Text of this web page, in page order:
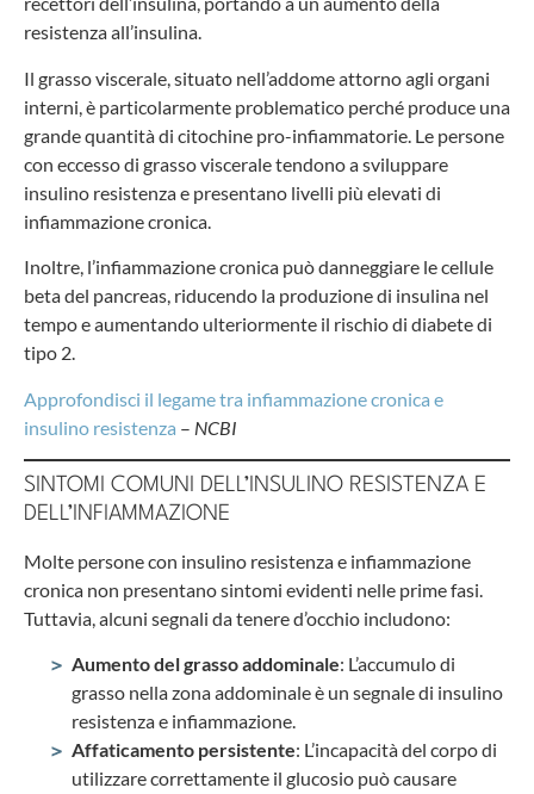
resistenza all’insulina.
Il grasso viscerale, situato nell’addome attorno agli organi
interni, è particolarmente problematico perché produce una
grande quantità di citochine pro-infiammatorie. Le persone
con eccesso di grasso viscerale tendono a sviluppare
insulino resistenza e presentano livelli più elevati di
infiammazione cronica.
Inoltre, l’infiammazione cronica può danneggiare le cellule
beta del pancreas, riducendo la produzione di insulina nel
tempo e aumentando ulteriormente il rischio di diabete di
tipo 2.
Approfondisci il legame tra infiammazione cronica e
insulino resistenza – NCBI
SINTOMI COMUNI DELL’INSULINO RESISTENZA E
DELL’INFIAMMAZIONE
Molte persone con insulino resistenza e infiammazione
cronica non presentano sintomi evidenti nelle prime fasi.
Tuttavia, alcuni segnali da tenere d’occhio includono:
Aumento del grasso addominale: L’accumulo di
grasso nella zona addominale è un segnale di insulino
resistenza e infiammazione.
Affaticamento persistente: L’incapacità del corpo di
utilizzare correttamente il glucosio può causare